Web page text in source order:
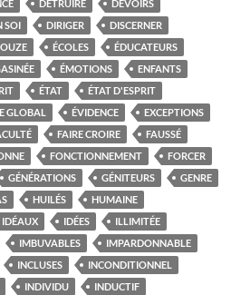
DÉTRUIRE
DEVOIRS
SOI DIRIGER
DISCERNER
ÉCOLES
ÉDUCATEURS
ÉMOTIONS
ENFANTS
ÉTAT
ÉTAT D'ESPRIT
GLOBAL ÉVIDENCE
EXCEPTIONS
FAIRE CROIRE
FAUSSÉ
FONCTIONNEMENT
FORCER
GÉNÉRATIONS GÉNITEURS
GENRE
HUILÉS
HUMAINE
IDÉAUX IDÉES
ILLIMITÉE
IMBUVABLES
IMPARDONNABLE
INCLUSES
INCONDITIONNEL
INDIVIDU
INDUCTIF